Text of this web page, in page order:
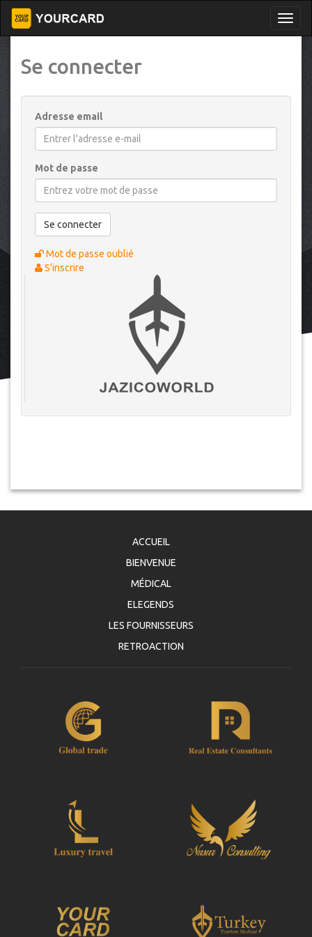
Se connecter
Adresse email
Mot de passe
Se connecter
Mot de passe oublié
S’inscrire
ACCUEIL
BIENVENUE
MÉDICAL
ELEGENDS
LES FOURNISSEURS
RETROACTION